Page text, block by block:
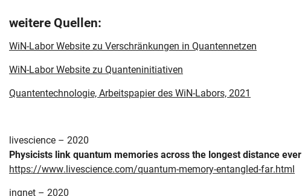
weitere Quellen:
WiN-Labor Website zu Verschränkungen in Quantennetzen
WiN-Labor Website zu Quanteninitiativen
Quantentechnologie, Arbeitspapier des WiN-Labors, 2021
livescience – 2020
Physicists link quantum memories across the longest distance ever
https://www.livescience.com/quantum-memory-entangled-far.html
inqnet – 2020